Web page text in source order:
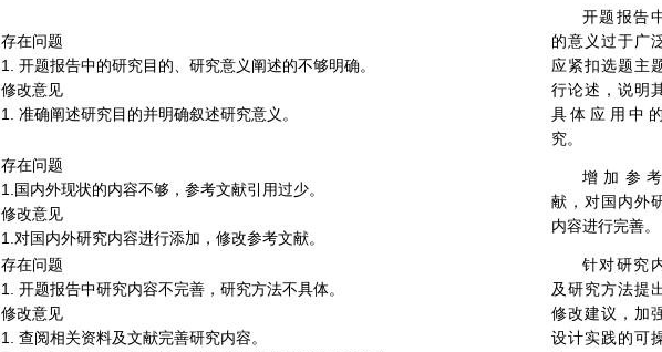
存在问题
1. 开题报告中的研究目的、研究意义阐述的不够明确。
修改意见
1. 准确阐述研究目的并明确叙述研究意义。
开题报告
的意义过于广
应紧扣选题主
行论述，说明
具体应用中
究。
存在问题
1.国内外现状的内容不够，参考文献引用过少。
修改意见
1.对国内外研究内容进行添加，修改参考文献。
增加参
献，对国内外
内容进行完善。
存在问题
1. 开题报告中研究内容不完善，研究方法不具体。
修改意见
1. 查阅相关资料及文献完善研究内容。
针对研究
及研究方法提
修改建议，加
设计实践的可